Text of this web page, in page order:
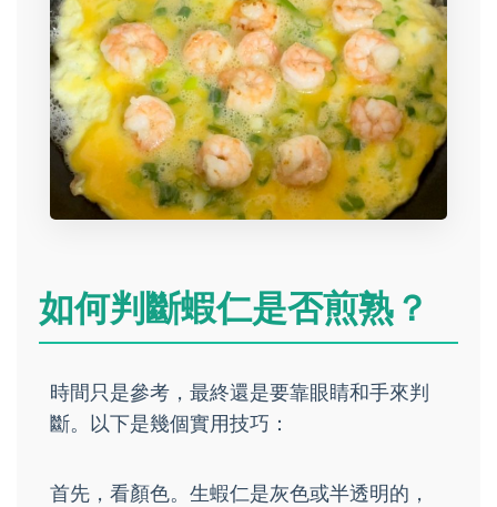
如何判斷蝦仁是否煎熟？
時間只是參考，最終還是要靠眼睛和手來判
斷。以下是幾個實用技巧：
首先，看顏色。生蝦仁是灰色或半透明的，